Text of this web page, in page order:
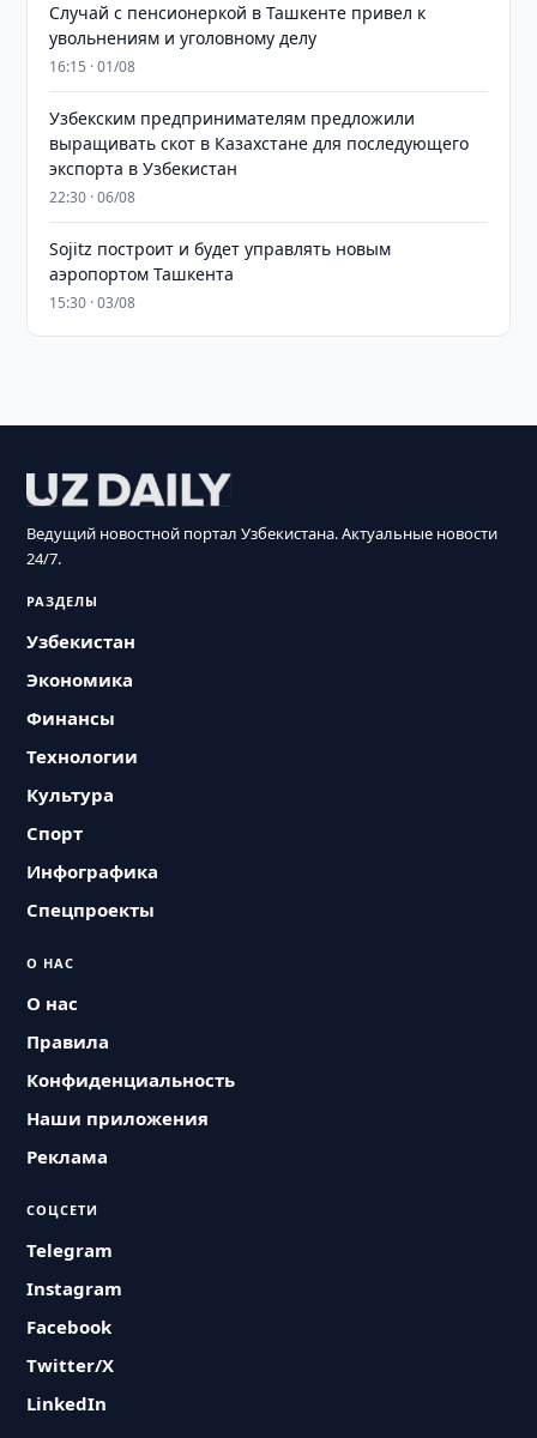
Случай с пенсионеркой в Ташкенте привел к
увольнениям и уголовному делу
16:15 · 01/08
Узбекским предпринимателям предложили
выращивать скот в Казахстане для последующего
экспорта в Узбекистан
22:30 · 06/08
Sojitz построит и будет управлять новым
аэропортом Ташкента
15:30 · 03/08
Ведущий новостной портал Узбекистана. Актуальные новости
24/7.
РАЗДЕЛЫ
Узбекистан
Экономика
Финансы
Технологии
Культура
Спорт
Инфографика
Спецпроекты
О НАС
О нас
Правила
Конфиденциальность
Наши приложения
Реклама
СОЦСЕТИ
Telegram
Instagram
Facebook
Twitter/X
LinkedIn